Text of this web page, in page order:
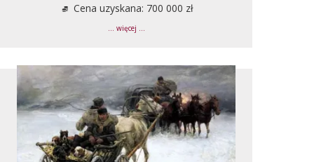
Cena uzyskana: 700 000 zł
... więcej ...